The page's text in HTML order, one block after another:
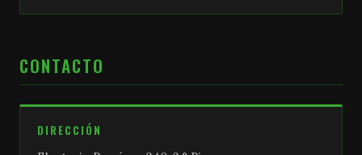
CONTACTO
DIRECCIÓN